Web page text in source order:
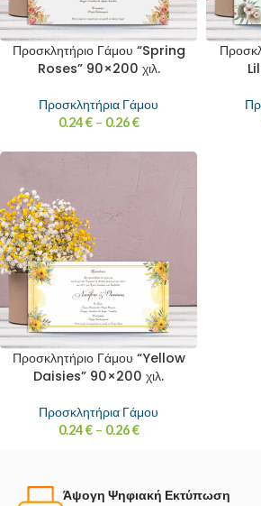
Προσκλητήριο Γάμου “Spring
Roses” 90×200 χιλ.
Προσκλητήρια Γάμου
0.24€ – 0.26€
Προσκλητήριο Γάμου “Yellow
Daisies” 90×200 χιλ.
Προσκλητήρια Γάμου
0.24€ – 0.26€
Άψογη Ψηφιακή Εκτύπωση